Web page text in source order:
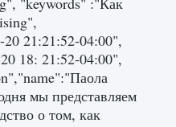
21:21:52-04:00",
18: 21:52-04:00",
мы представляем
о том, как